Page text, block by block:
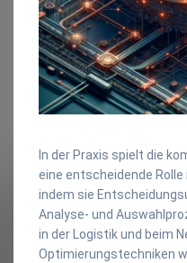
In der Praxis spielt die
eine entscheidende
indem sie
Analyse- und
in der Logistik und beim
Optimierungstechniken